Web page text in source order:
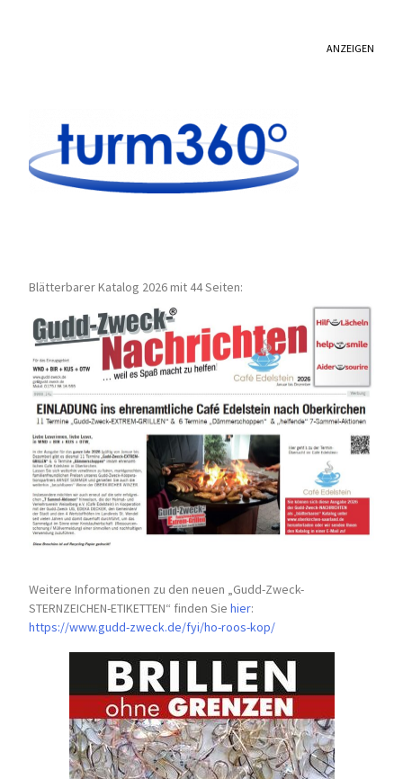
ANZEIGEN
Blätterbarer Katalog 2026 mit 44 Seiten:
Weitere Informationen zu den neuen „Gudd-Zweck-
STERNZEICHEN-ETIKETTEN“ finden Siehier:
https://www.gudd-zweck.de/fyi/ho-roos-kop/